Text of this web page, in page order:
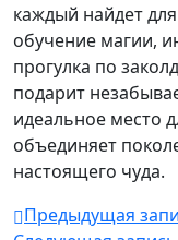
каждый найдет
обучение магии,
прогулка по
подарит
идеальное место
объединяет
настоящего чуда.
Предыдущая